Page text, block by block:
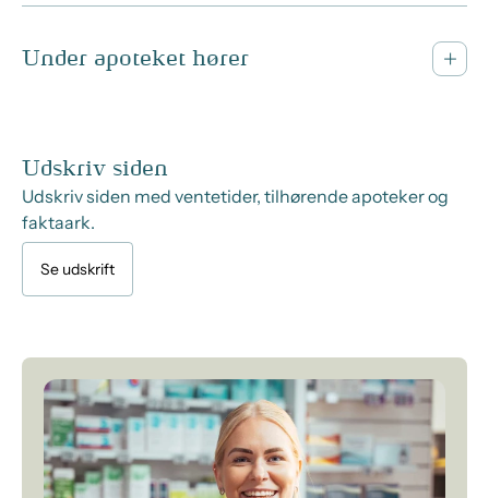
Under apoteket hører
Udskriv siden
Udskriv siden med ventetider, tilhørende apoteker og
faktaark.
Se udskrift